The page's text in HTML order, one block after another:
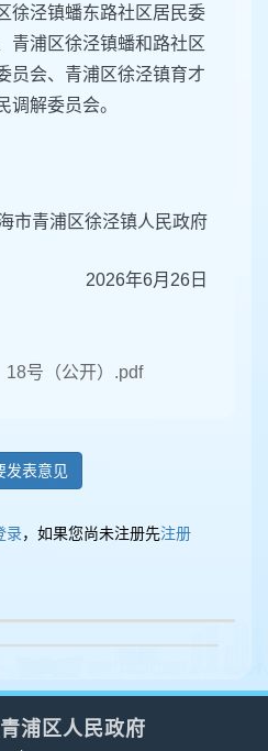
徐泾镇蟠东路社区居民委
青浦区徐泾镇蟠和路社区
员会、青浦区徐泾镇育才
调解委员会。
海市青浦区徐泾镇人民政府
2026年6月26日
18号（公开）.pdf
发表意见
录，如果您尚未注册先注册
浦区人民政府